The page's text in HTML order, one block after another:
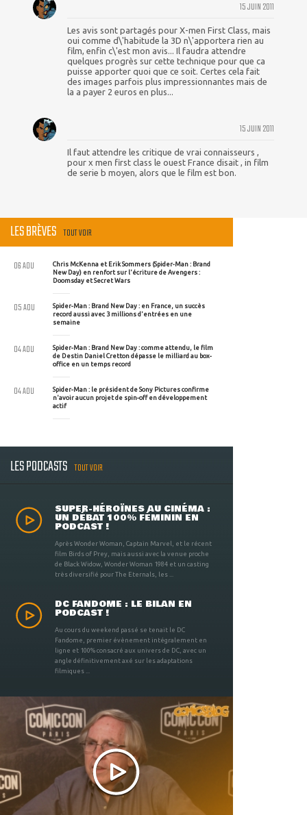
15 JUIN 2011
Les avis sont partagés pour X-men First Class, mais
oui comme d\'habitude la 3D n\'apportera rien au
film, enfin c\'est mon avis... Il faudra attendre
quelques progrès sur cette technique pour que ca
puisse apporter quoi que ce soit. Certes cela fait
des images parfois plus impressionnantes mais de
la a payer 2 euros en plus...
15 JUIN 2011
Il faut attendre les critique de vrai connaisseurs ,
pour x men first class le ouest France disait , in film
de serie b moyen, alors que le film est bon.
LES BRÈVES TOUT VOIR
Chris McKenna et Erik Sommers (Spider-Man : Brand
New Day) en renfort sur l'écriture de Avengers :
Doomsday et Secret Wars
06 AOU
Spider-Man : Brand New Day : en France, un succès
record aussi avec 3 millions d'entrées en une
semaine
05 AOU
Spider-Man : Brand New Day : comme attendu, le film
de Destin Daniel Cretton dépasse le milliard au box-
office en un temps record
04 AOU
Spider-Man : le président de Sony Pictures confirme
n'avoir aucun projet de spin-off en développement
actif
04 AOU
LES PODCASTS TOUT VOIR
SUPER-HÉROÏNES AU CINÉMA :
UN DÉBAT 100% FÉMININ EN
PODCAST !
Après Wonder Woman, Captain Marvel, et le récent
film Birds of Prey, mais aussi avec la venue proche
de Black Widow, Wonder Woman 1984 et un casting
très diversifié pour The Eternals, les ...
DC FANDOME : LE BILAN EN
PODCAST !
Au cours du weekend passé se tenait le DC
Fandome, premier évènement intégralement en
ligne et 100% consacré aux univers de DC, avec un
angle définitivement axé sur les adaptations
filmiques ...